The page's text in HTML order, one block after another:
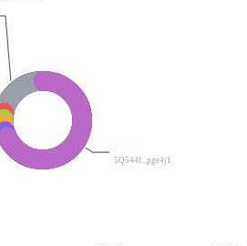
5Q544f...pge4j1